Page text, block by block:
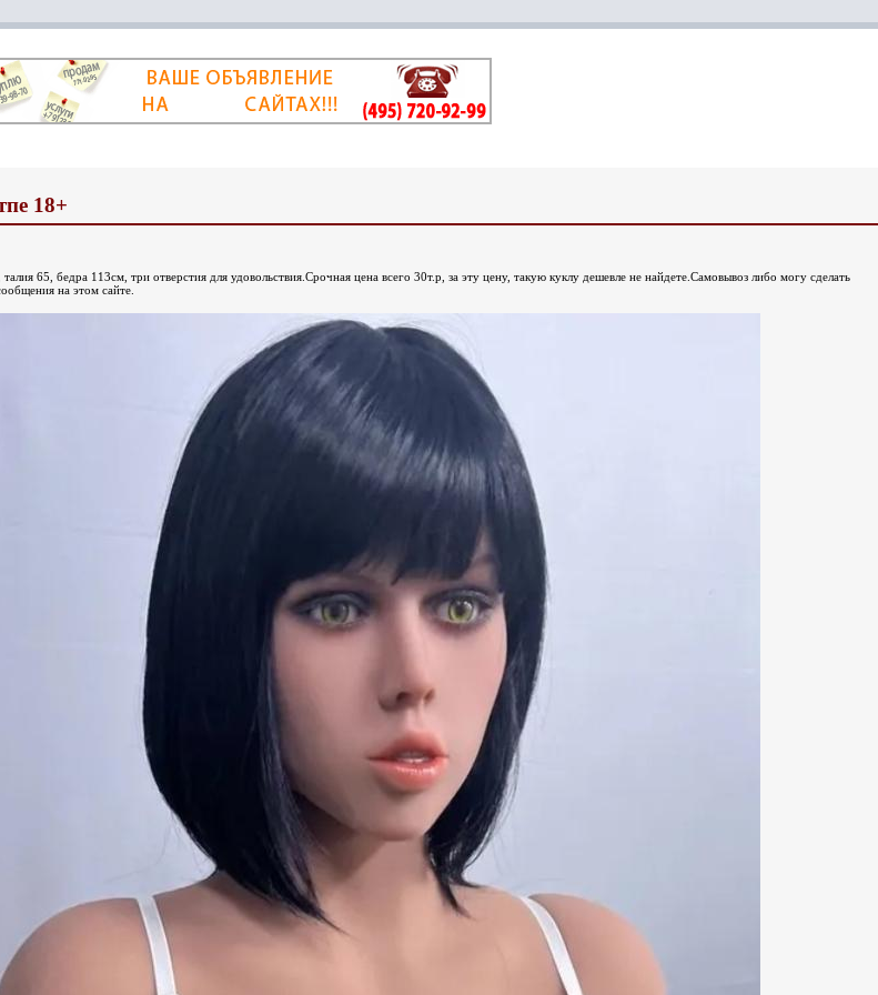
18+
65, бедра 113см, три отверстия для удовольствия.Срочная цена всего 30т.р, за эту цену, такую куклу дешевле не найдете.Самовывоз либо могу сделать
на этом сайте.